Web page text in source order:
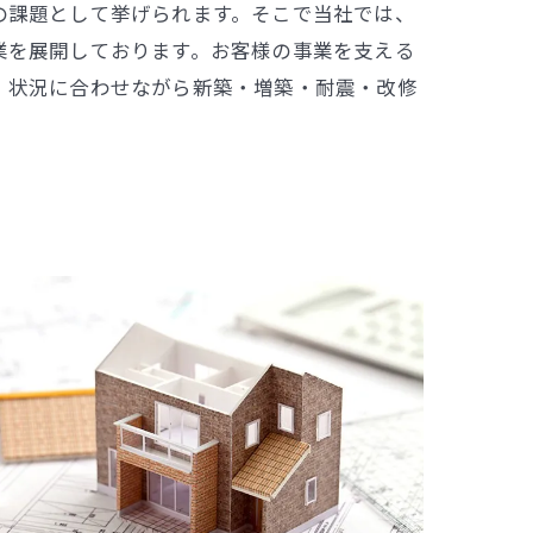
題として挙げられます。そこで当社では、
展開しております。お客様の事業を支える
況に合わせながら新築・増築・耐震・改修